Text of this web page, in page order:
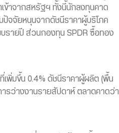
ข้าจากสหรัฐฯ ทั้งนี้นักลงทุนคาด
จจัยหนุนจากดัชนีราคาผู้บริโภค
บรายปี ส่วนกองทุน SPDR ซื้อทอง
เพิ่มขึ้น 0.4% ดัชนีราคาผู้ผลิต (พื้น
ารว่างงานรายสัปดาห์ ตลาดคาดว่า